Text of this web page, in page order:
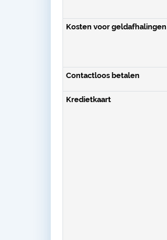
Kosten voor geldafhalingen
Contactloos betalen
Kredietkaart